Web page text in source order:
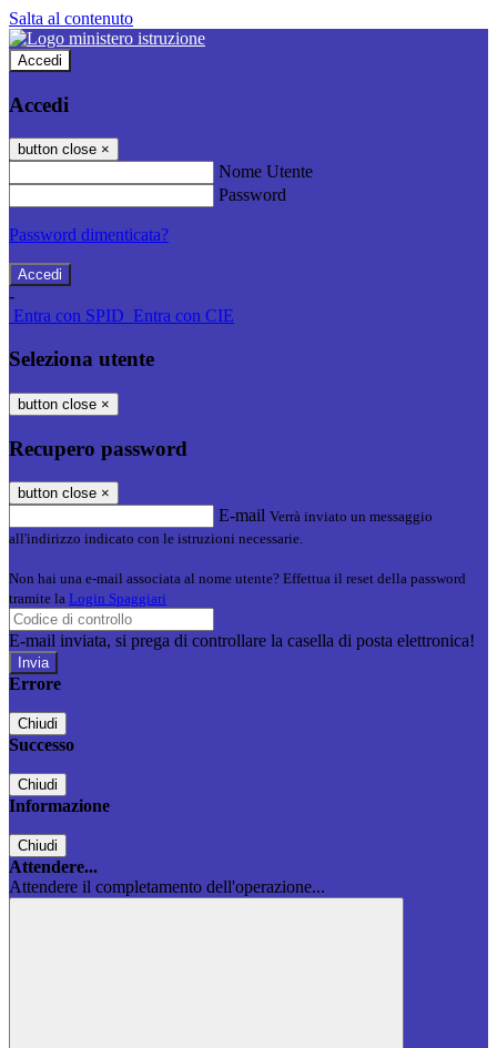
Salta al contenuto
Accedi
Accedi
button close ×
Nome Utente
Password
Password dimenticata?
-
Entra con SPID Entra con CIE
Seleziona utente
button close ×
Recupero password
button close ×
E-mail Verrà inviato un messaggio
all'indirizzo indicato con le istruzioni necessarie.
Non hai una e-mail associata al nome utente? Effettua il reset della password
tramite la Login Spaggiari
E-mail inviata, si prega di controllare la casella di posta elettronica!
Errore
Chiudi
Successo
Chiudi
Informazione
Chiudi
Attendere...
Attendere il completamento dell'operazione...